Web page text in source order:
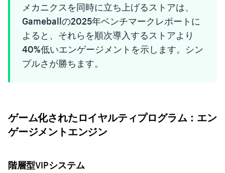
メカニクスを同時に立ち上げるストアは、
Gameballの2025年ベンチマークレポートに
よると、それらを順次導入するストアより
40%低いエンゲージメントを示します。シン
プルさが勝ちます。
ゲーム化されたロイヤルティプログラム：エン
ゲージメントエンジン
階層型VIPシステム